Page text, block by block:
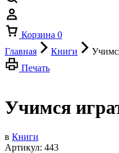
Корзина 0
Главная
Книги
Печать
Учимся
в Книги
Артикул: 443